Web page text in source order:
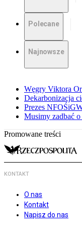
Polecane
Najnowsze
Węgry Viktora
Dekarbonizacja
Prezes
Musimy zadbać
Promowane treści
KONTAKT
O nas
Kontakt
Napisz do nas